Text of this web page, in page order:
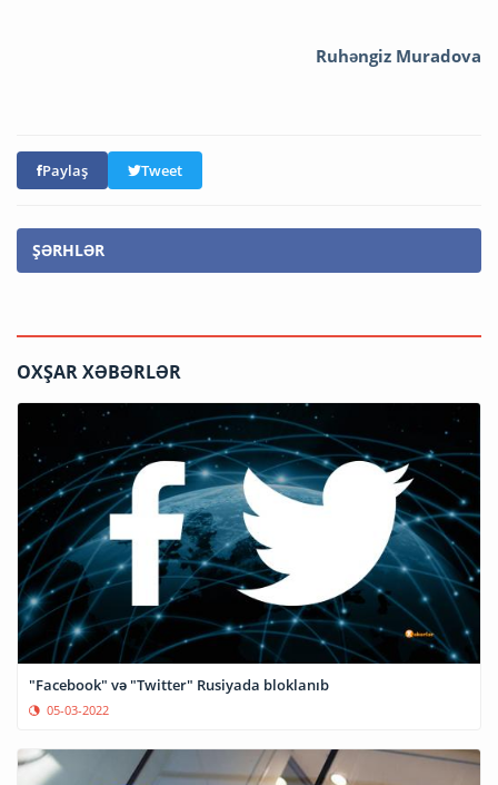
Ruhəngiz Muradova
Paylaş Tweet
ŞƏRHLƏR
OXŞAR XƏBƏRLƏR
"Facebook" və "Twitter" Rusiyada bloklanıb
05-03-2022